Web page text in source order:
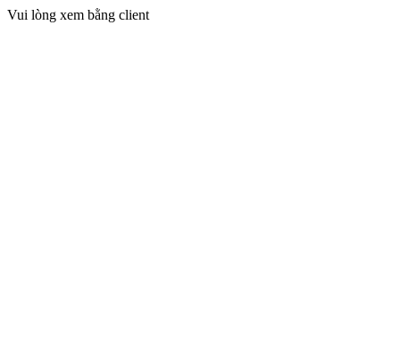
Vui lòng xem bằng client